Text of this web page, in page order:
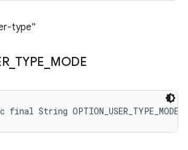
type"
_ TYPE MODE
String OPTION_USER_TYPE_MODE